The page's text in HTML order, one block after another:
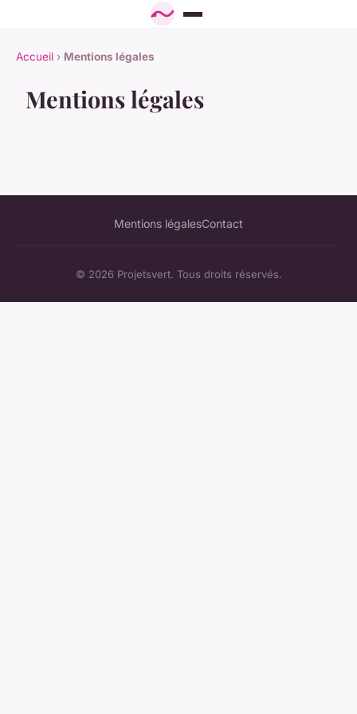
Accueil › Mentions légales
Mentions légales
Mentions légalesContact
© 2026 Projetsvert. Tous droits réservés.